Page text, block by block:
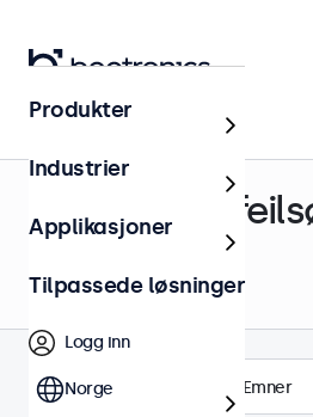
Support og
Emner
Produkter
Industrier
Applikasjoner
Tilpassede løsninger
Logg inn
Norge